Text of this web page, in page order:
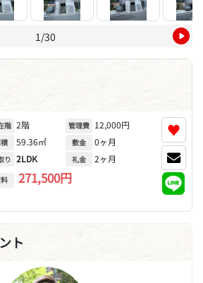
1/30
階 2階
59.36㎡
り 2LDK
271,500円
管理費 12,000円
敷金 0ヶ月
礼金 2ヶ月
♥
ト